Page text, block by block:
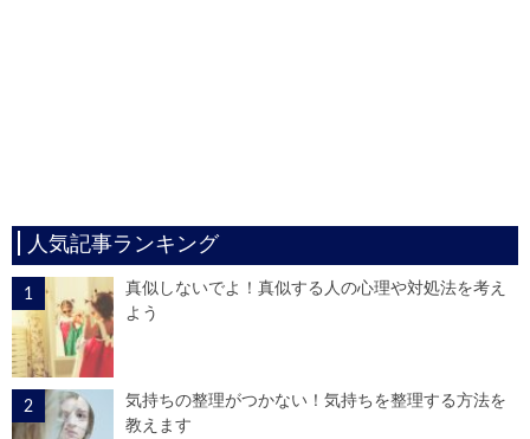
人気記事ランキング
真似しないでよ！真似する人の心理や対処法を考え
よう
気持ちの整理がつかない！気持ちを整理する方法を
教えます